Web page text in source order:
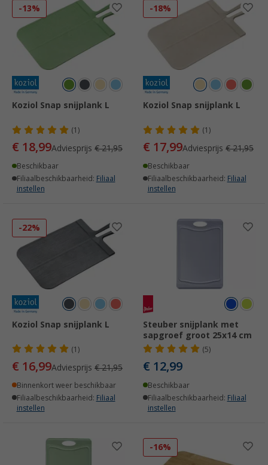
-13%
Koziol Snap snijplank L
(1)
€ 18,99Adviesprijs € 21,95
Beschikbaar
Filiaalbeschikbaarheid: Filiaal
instellen
-18%
Koziol Snap snijplank L
(1)
€ 17,99Adviesprijs € 21,95
Beschikbaar
Filiaalbeschikbaarheid: Filiaal
instellen
-22%
Koziol Snap snijplank L
(1)
€ 16,99Adviesprijs € 21,95
Binnenkort weer beschikbaar
Filiaalbeschikbaarheid: Filiaal
instellen
Steuber snijplank met
sapgroef groot 25x14 cm
(5)
€ 12,99
Beschikbaar
Filiaalbeschikbaarheid: Filiaal
instellen
-16%